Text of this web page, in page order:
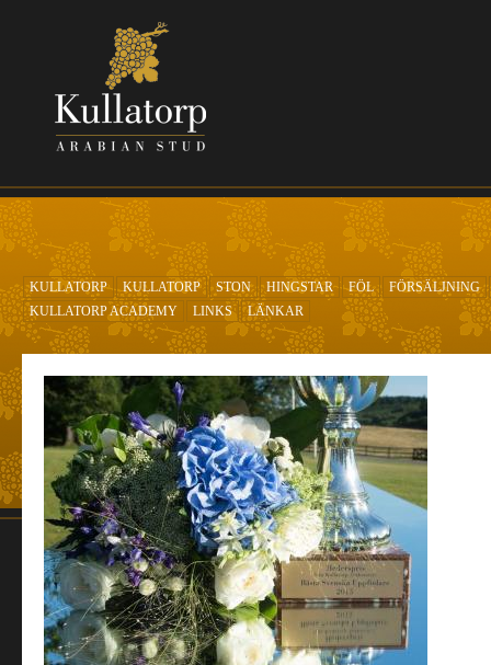
KULLATORP KULLATORP STON HINGSTAR FÖL
FÖRSÄLJNING
KULLATORP ACADEMY
LINKS LÄNKAR